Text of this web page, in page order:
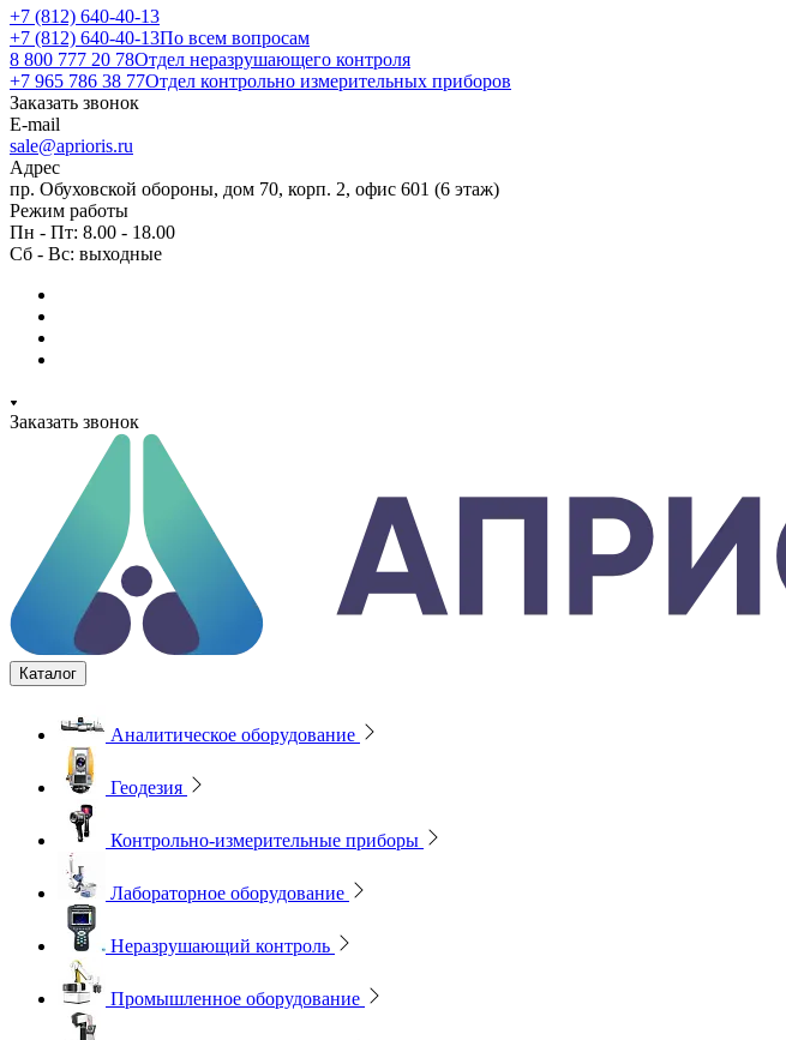
+7 (812) 640-40-13
+7 (812) 640-40-13По всем вопросам
8 800 777 20 78Отдел неразрушающего контроля
+7 965 786 38 77Отдел контрольно измерительных приборов
Заказать звонок
E-mail
sale@aprioris.ru
Адрес
пр. Обуховской обороны, дом 70, корп. 2, офис 601 (6 этаж)
Режим работы
Пн - Пт: 8.00 - 18.00
Сб - Вс: выходные
Заказать звонок
Каталог
Аналитическое оборудование
Геодезия
Контрольно-измерительные приборы
Лабораторное оборудование
Неразрушающий контроль
Промышленное оборудование